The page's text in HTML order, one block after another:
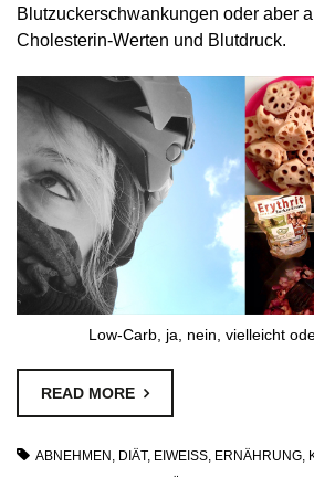
Blutzuckerschwankungen oder aber
Cholesterin-Werten und Blutdruck.
Low-Carb, ja, nein, vielleicht
READ MORE
ABNEHMEN , DIÄT, EIWEISS , ERNÄHRUNG,